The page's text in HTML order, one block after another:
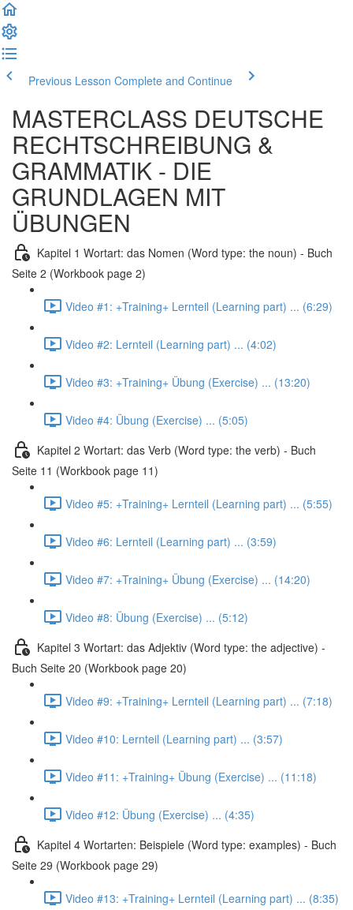
Previous Lesson Complete and Continue
MASTERCLASS DEUTSCHE
RECHTSCHREIBUNG &
GRAMMATIK - DIE
GRUNDLAGEN MIT
ÜBUNGEN
Kapitel 1 Wortart: das Nomen (Word type: the noun) - Buch
Seite 2 (Workbook page 2)
Video #1: +Training+ Lernteil (Learning part) ... (6:29)
Video #2: Lernteil (Learning part) ... (4:02)
Video #3: +Training+ Übung (Exercise) ... (13:20)
Video #4: Übung (Exercise) ... (5:05)
Kapitel 2 Wortart: das Verb (Word type: the verb) - Buch
Seite 11 (Workbook page 11)
Video #5: +Training+ Lernteil (Learning part) ... (5:55)
Video #6: Lernteil (Learning part) ... (3:59)
Video #7: +Training+ Übung (Exercise) ... (14:20)
Video #8: Übung (Exercise) ... (5:12)
Kapitel 3 Wortart: das Adjektiv (Word type: the adjective) -
Buch Seite 20 (Workbook page 20)
Video #9: +Training+ Lernteil (Learning part) ... (7:18)
Video #10: Lernteil (Learning part) ... (3:57)
Video #11: +Training+ Übung (Exercise) ... (11:18)
Video #12: Übung (Exercise) ... (4:35)
Kapitel 4 Wortarten: Beispiele (Word type: examples) - Buch
Seite 29 (Workbook page 29)
Video #13: +Training+ Lernteil (Learning part) ... (8:35)